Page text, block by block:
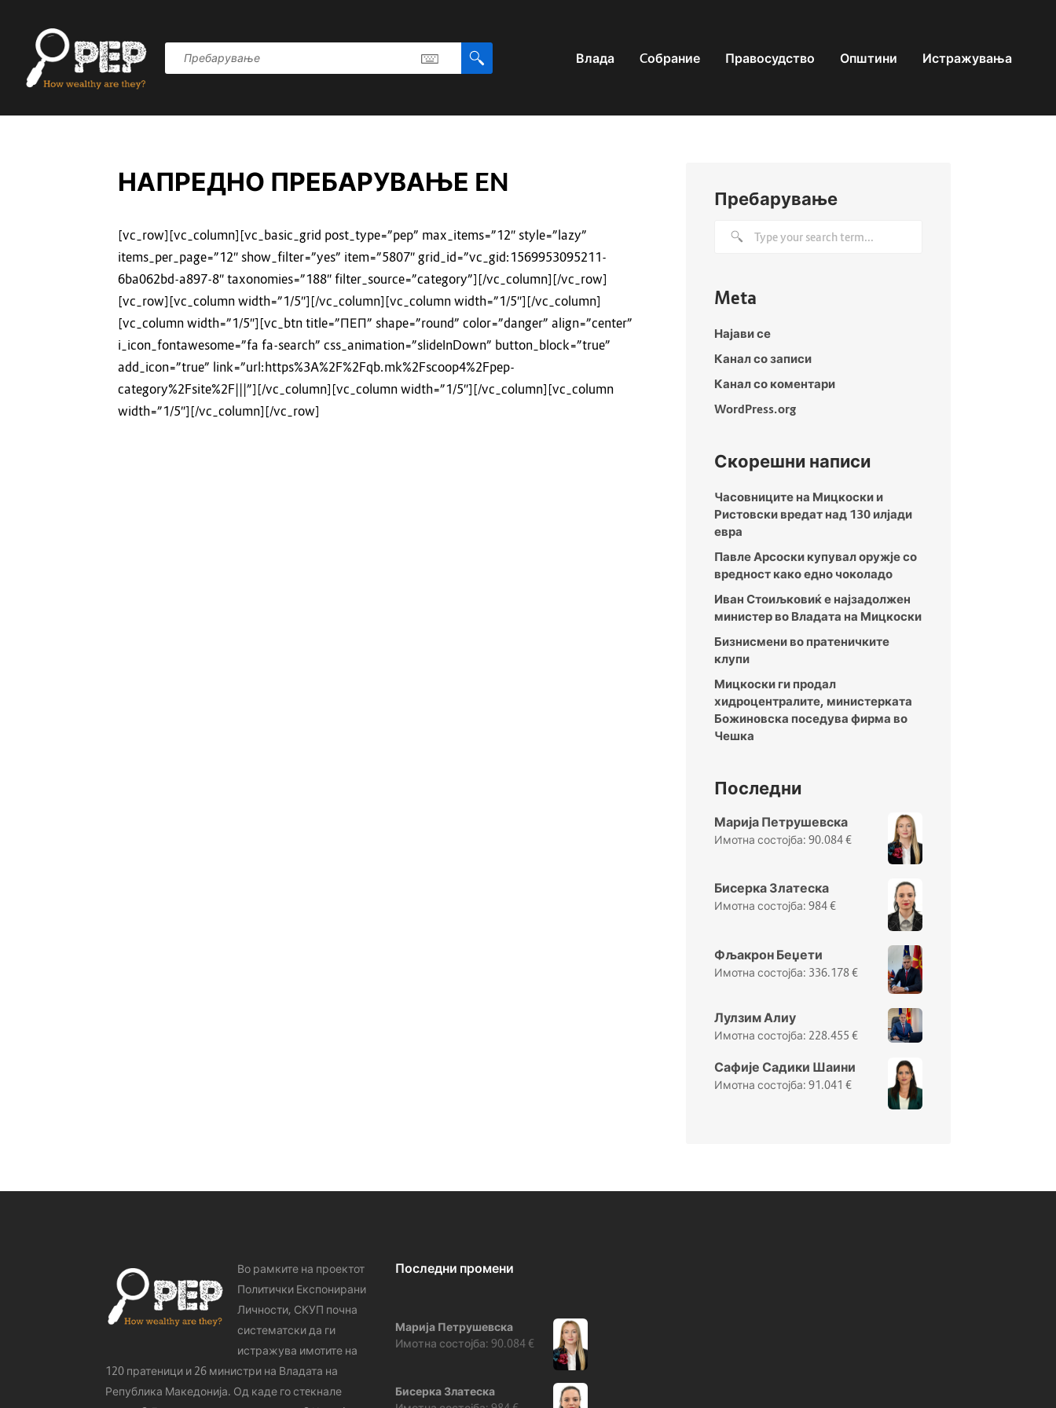
Влада Cобрание Правосудство Општини Истражувања
НАПРЕДНО ПРЕБАРУВАЊЕ EN
[vc_row][vc_column][vc_basic_grid post_type=”pep” max_items=”12″ style=”lazy”
items_per_page=”12″ show_filter=”yes” item=”5807″ grid_id=”vc_gid:1569953095211-
6ba062bd-a897-8″ taxonomies=”188″ filter_source=”category”][/vc_column][/vc_row]
[vc_row][vc_column width=”1/5″][/vc_column][vc_column width=”1/5″][/vc_column]
[vc_column width=”1/5″][vc_btn title=”ПЕП” shape=”round” color=”danger” align=”center”
i_icon_fontawesome=”fa fa-search” css_animation=”slideInDown” button_block=”true”
add_icon=”true” link=”url:https%3A%2F%2Fqb.mk%2Fscoop4%2Fpep-
category%2Fsite%2F|||”][/vc_column][vc_column width=”1/5″][/vc_column][vc_column
width=”1/5″][/vc_column][/vc_row]
Пребарување
Meta
Најави се
Канал со записи
Канал со коментари
WordPress.org
Скорешни написи
Часовниците на Мицкоски и
Ристовски вредат над 130 илјади
евра
Павле Арсоски купувал оружје со
вредност како едно чоколадо
Иван Стоиљковиќ е најзадолжен
министер во Владата на Мицкоски
Бизнисмени во пратеничките
клупи
Мицкоски ги продал
хидроцентралите, министерката
Божиновска поседува фирма во
Чешка
Последни
Марија Петрушевска
90.084€
Бисерка Златеска
984€
Фљакрон Беџети
336.178€
Лулзим Алиу
228.455 €
Сафије Садики Шаини
91.041 €
Во рамките на проектот
Политички Експонирани
Личности, СКУП почна
систематски да ги
истражува имотите на
120 пратеници и 26 министри на Владата на
Република Македонија. Од каде го стeкнале
Последни промени
Марија Петрушевска
90.084€
Бисерка Златеска